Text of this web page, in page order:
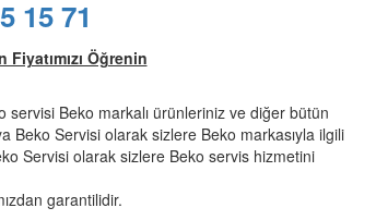
15 71
Öğrenin
Beko markalı ürünleriniz ve diğer bütün
Beko Servisi olarak sizlere Beko markasıyla ilgili
Servisi olarak sizlere Beko servis hizmetini
garantilidir.